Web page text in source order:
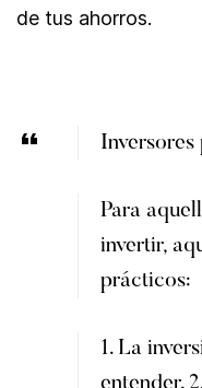
de tus ahorros.
Para
invertir,
prácticos:
1. La